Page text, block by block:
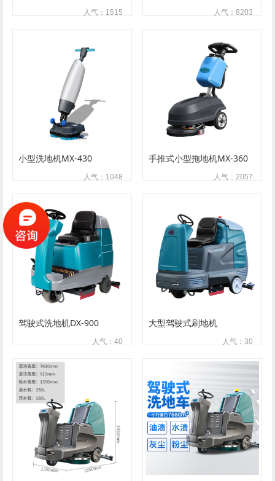
人气：1515 人气：8203
小型洗地机MX-430
人气：1048
手推式小型拖地机MX-360
人气：2057
驾驶式洗地机DX-900
人气：40
大型驾驶式刷地机
人气：30